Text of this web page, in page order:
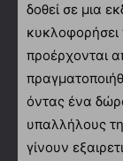
δοθεί σε μια
κυκλοφορήσει
προέρχονται
όντας ένα
υπαλλήλους
γίνουν